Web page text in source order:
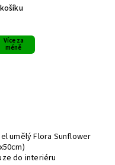
Více za
méně
umělý Flora Sunflower
do interiéru